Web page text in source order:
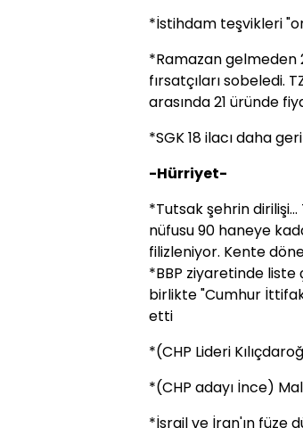
*İstihdam teşvikleri
*Ramazan gelmeden
fırsatçıları sobeledi.
arasında 21 üründe
*SGK 18 ilacı daha
-Hürriyet-
*Tutsak şehrin
nüfusu 90 haneye
filizleniyor. Kente
*BBP ziyaretinde liste
birlikte "Cumhur
etti
*(CHP Lideri
*(CHP adayı İnce)
*İsrail ve İran'ın füze